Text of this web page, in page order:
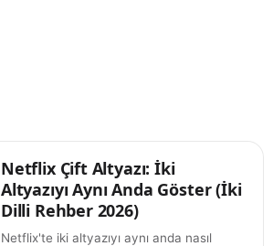
İpuçları
Netflix Çift Altyazı: İki
Altyazıyı Aynı Anda Göster (İki
Dilli Rehber 2026)
Netflix'te iki altyazıyı aynı anda nasıl